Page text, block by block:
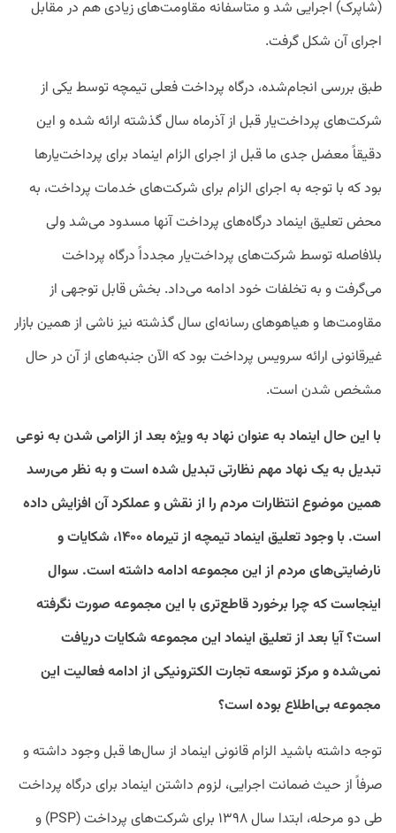
(شاپرک) اجرایی شد و متاسفانه مقاومت‌های زیادی هم در مقابل
اجرای آن شکل گرفت.
طبق بررسی انجام‌شده، درگاه پرداخت فعلی تیمچه توسط یکی از
شرکت‌های پرداخت‌یار قبل از آذرماه سال گذشته ارائه شده و این
دقیقاً معضل جدی ما قبل از اجرای الزام اینماد برای پرداخت‌یارها
بود که با توجه به اجرای الزام برای شرکت‌های خدمات پرداخت، به
محض تعلیق اینماد درگاه‌های پرداخت آنها مسدود می‌شد ولی
بلافاصله توسط شرکت‌های پرداخت‌یار مجدداً درگاه پرداخت
می‌گرفت و به تخلفات خود ادامه می‌داد. بخش قابل توجهی از
مقاومت‌ها و هیاهوهای رسانه‌ای سال گذشته نیز ناشی از همین بازار
غیرقانونی ارائه سرویس پرداخت بود که الآن جنبه‌های از آن در حال
مشخص شدن است.
با این‌ حال اینماد به عنوان نهاد به ویژه بعد از الزامی شدن به نوعی
تبدیل به یک نهاد مهم نظارتی تبدیل شده است و به نظر می‌رسد
همین موضوع انتظارات مردم را از نقش و عملکرد آن افزایش داده
است. با وجود تعلیق اینماد تیمچه از تیرماه ۱۴۰۰، شکایات و
نارضایتی‌های مردم از این مجموعه ادامه داشته است. سوال
اینجاست که چرا برخورد قاطع‌تری با این مجموعه صورت نگرفته
است؟ آیا بعد از تعلیق اینماد این مجموعه شکایات دریافت
نمی‌شده و مرکز توسعه تجارت الکترونیکی از ادامه فعالیت این
مجموعه بی‌اطلاع بوده است؟
توجه داشته باشید الزام قانونی اینماد از سال‌ها قبل وجود داشته و
صرفاً از حیث ضمانت اجرایی، لزوم داشتن اینماد برای درگاه پرداخت
طی دو مرحله، ابتدا سال ۱۳۹۸ برای شرکت‌های پرداخت (PSP) و